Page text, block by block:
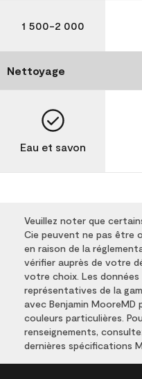
1 500-2 000
Nettoyage
Eau et savon
Veuillez noter que
Cie peuvent ne pas être
en raison de la
vérifier auprès de votre
votre choix. Les
représentatives de la
avec Benjamin MooreMD
couleurs particulières.
renseignements,
dernières spécifications